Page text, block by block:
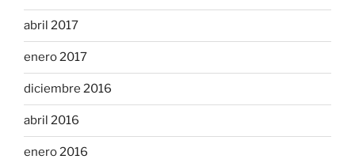
abril 2017
enero 2017
diciembre 2016
abril 2016
enero 2016